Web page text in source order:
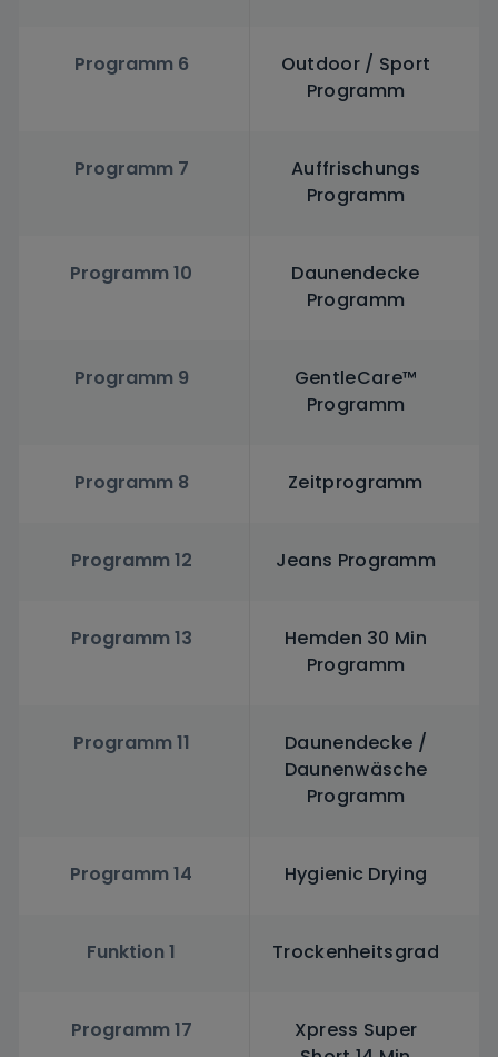
Programm 6
Outdoor / Sport
Programm
Programm 7
Auffrischungs
Programm
Programm 10
Daunendecke
Programm
Programm 9
GentleCare™
Programm
Programm 8 Zeitprogramm
Programm 12 Jeans Programm
Programm 13
Hemden 30 Min
Programm
Programm 11
Daunendecke /
Daunenwäsche
Programm
Programm 14 Hygienic Drying
Funktion 1 Trockenheitsgrad
Programm 17
Xpress Super